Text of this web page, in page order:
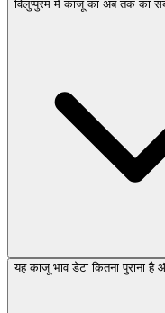
विलुप्पुरम में काजू का अब तक का
यह काजू भाव डेटा कितना पुराना